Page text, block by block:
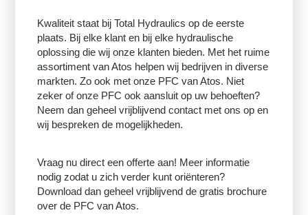
Kwaliteit staat bij Total Hydraulics op de eerste
plaats. Bij elke klant en bij elke hydraulische
oplossing die wij onze klanten bieden. Met het ruime
assortiment van Atos helpen wij bedrijven in diverse
markten. Zo ook met onze PFC van Atos. Niet
zeker of onze PFC ook aansluit op uw behoeften?
Neem dan geheel vrijblijvend contact met ons op en
wij bespreken de mogelijkheden.
Vraag nu direct een offerte aan! Meer informatie
nodig zodat u zich verder kunt oriënteren?
Download dan geheel vrijblijvend de gratis brochure
over de PFC van Atos.